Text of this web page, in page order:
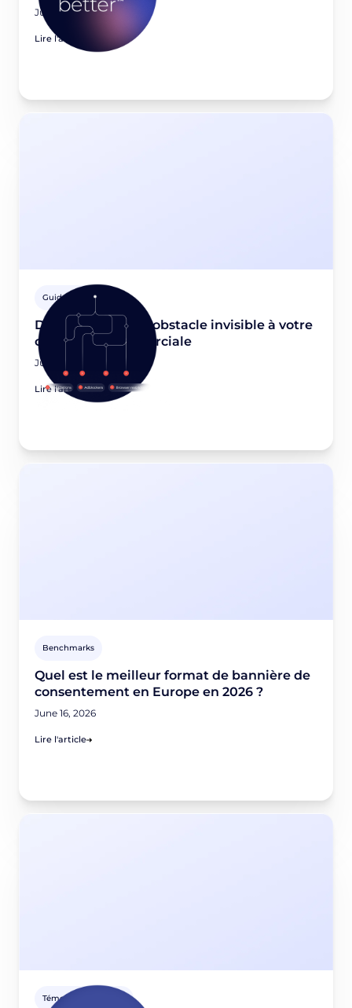
June 23, 2026
Lire l'article
Guides Privacy
Dead-end data : L'obstacle invisible à votre
croissance commerciale
June 22, 2026
Lire l'article
Benchmarks
Quel est le meilleur format de bannière de
consentement en Europe en 2026 ?
June 16, 2026
Lire l'article
Témoignages clients